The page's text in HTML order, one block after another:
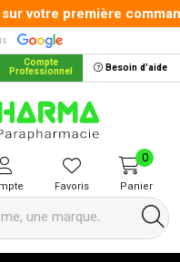
votre première
Compte
Professionnel Besoin d’aide
Pharma Votre pharmacie
Favoris Panier
0